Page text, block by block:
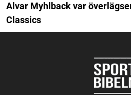
Alvar Myhlback var
Classics